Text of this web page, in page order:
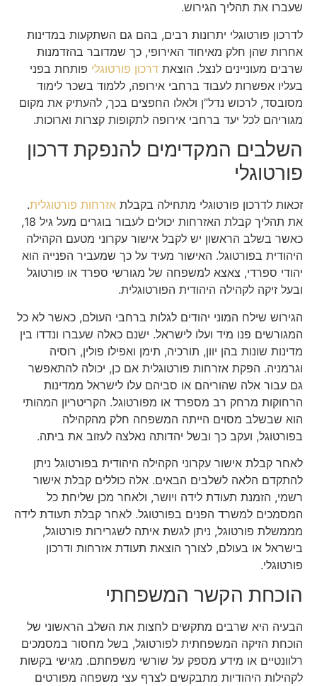
שעברו את תהליך הגירוש.
לדרכון פורטוגלי יתרונות רבים, בהם גם השתקעות במדינות
אחרות שהן חלק מאיחוד האירופי, כך שמדובר בהזדמנות
שרבים מעוניינים לנצל. הוצאת דרכון פורטוגלי פותחת בפני
בעליו אפשרות לעבוד ברחבי אירופה, ללמוד בשכר לימוד
מסובסד, לרכוש נדל”ן ולאלו החפצים בכך, להעתיק את מקום
מגוריהם לכל יעד ברחבי אירופה לתקופות קצרות וארוכות.
השלבים המקדימים להנפקת דרכון
פורטוגלי
זכאות לדרכון פורטוגלי מתחילה בקבלת אזרחות פורטוגלית.
את תהליך קבלת האזרחות יכולים לעבור בוגרים מעל גיל 18,
כאשר בשלב הראשון יש לקבל אישור עקרוני מטעם הקהילה
היהודית בפורטוגל. האישור מעיד על כך שמעביר הפנייה הוא
יהודי ספרדי, צאצא למשפחה של מגורשי ספרד או פורטוגל
ובעל זיקה לקהילה היהודית הפורטוגלית.
הגירוש שילח המוני יהודים לגלות ברחבי העולם, כאשר לא כל
המגורשים פנו מיד ועלו לישראל. ישנם כאלה שעברו ונדדו בין
מדינות שונות בהן יוון, תורכיה, תימן ואפילו פולין, רוסיה
וגרמניה. הפקת אזרחות פורטוגלית אם כן, יכולה להתאפשר
גם עבור אלה שהוריהם או סביהם עלו לישראל ממדינות
הרחוקות מרחק רב מספרד או מפורטוגל. הקריטריון המהותי
הוא שבשלב מסוים הייתה המשפחה חלק מהקהילה
בפורטוגל, ועקב כך ובשל יהדותה נאלצה לעזוב את ביתה.
לאחר קבלת אישור עקרוני הקהילה היהודית בפורטוגל ניתן
להתקדם הלאה לשלבים הבאים. אלה כוללים קבלת אישור
רשמי, הזמנת תעודת לידה ויושר, ולאחר מכן שליחת כל
המסמכים למשרד הפנים בפורטוגל. לאחר קבלת תעודת לידה
מממשלת פורטוגל, ניתן לגשת איתה לשגרירות פורטוגל,
בישראל או בעולם, לצורך הוצאת תעודת אזרחות ודרכון
פורטוגלי.
הוכחת הקשר המשפחתי
הבעיה היא שרבים מתקשים לחצות את השלב הראשוני של
הוכחת הזיקה המשפחתית לפורטוגל, בשל מחסור במסמכים
רלוונטיים או מידע מספק על שורשי משפחתם. מגישי בקשות
לקהילות היהודיות מתבקשים לצרף עצי משפחה מפורטים